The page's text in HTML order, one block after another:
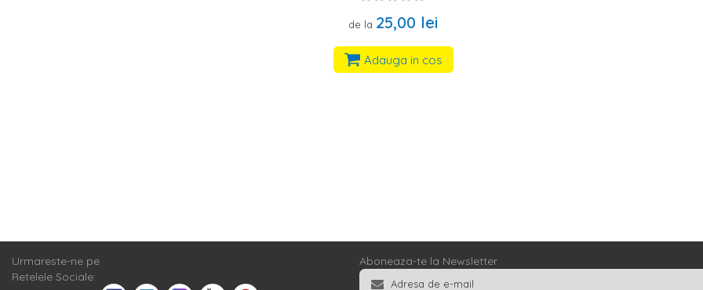
de la 25,00 lei
Adauga in cos
Urmareste-ne pe
Retelele Sociale:
Aboneaza-te la Newsletter